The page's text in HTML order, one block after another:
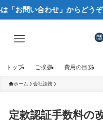
合わせ」からどうぞ！
トップ ご挨拶 費用の目安
ホーム 会社法務
定款認証手数料の